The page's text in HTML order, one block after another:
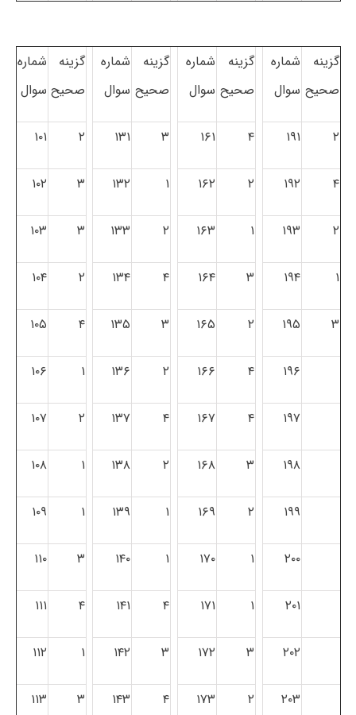
گزینه
صحیح
شماره
سوال
گزینه
صحیح
شماره
سوال
گزینه
صحیح
شماره
سوال
گزینه
صحیح
شماره
سوال
۲ ۱۹۱ ۴ ۱۶۱ ۳ ۱۳۱ ۲ ۱۰۱
۴ ۱۹۲ ۲ ۱۶۲ ۱ ۱۳۲ ۳ ۱۰۲
۲ ۱۹۳ ۱ ۱۶۳ ۲ ۱۳۳ ۳ ۱۰۳
۱ ۱۹۴ ۳ ۱۶۴ ۴ ۱۳۴ ۲ ۱۰۴
۳ ۱۹۵ ۲ ۱۶۵ ۳ ۱۳۵ ۴ ۱۰۵
۱۹۶ ۴ ۱۶۶ ۲ ۱۳۶ ۱ ۱۰۶
۱۹۷ ۴ ۱۶۷ ۴ ۱۳۷ ۲ ۱۰۷
۱۹۸ ۳ ۱۶۸ ۲ ۱۳۸ ۱ ۱۰۸
۱۹۹ ۲ ۱۶۹ ۱ ۱۳۹ ۱ ۱۰۹
۲۰۰ ۱ ۱۷۰ ۱ ۱۴۰ ۳ ۱۱۰
۲۰۱ ۱ ۱۷۱ ۴ ۱۴۱ ۴ ۱۱۱
۲۰۲ ۳ ۱۷۲ ۳ ۱۴۲ ۱ ۱۱۲
۲۰۳ ۲ ۱۷۳ ۴ ۱۴۳ ۳ ۱۱۳